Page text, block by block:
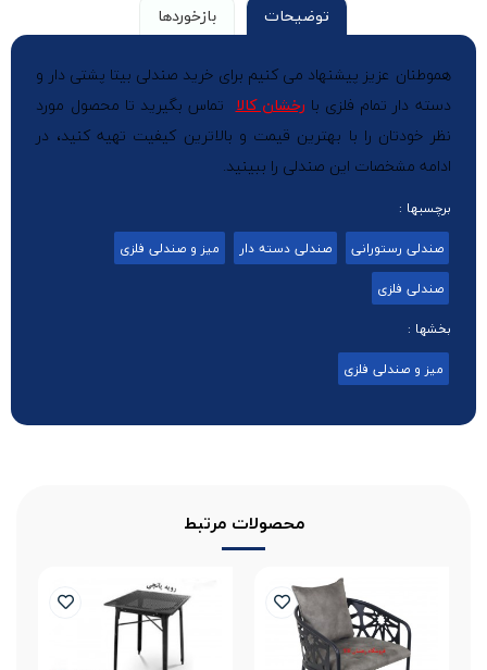
توضیحات بازخوردها
هموطنان عزیز پیشنهاد می کنیم برای خرید صندلی بیتا پشتی دار و
دسته دار تمام فلزی با رخشان کالاتماس بگیرید تا محصول مورد
نظر خودتان را با بهترین قیمت و بالاترین کیفیت تهیه کنید، در
ادامه مشخصات این صندلی را ببینید.
برچسبها :
صندلی رستورانی
صندلی دسته دار
میز و صندلی فلزی
صندلی فلزی
بخشها :
میز و صندلی فلزی
محصولات مرتبط